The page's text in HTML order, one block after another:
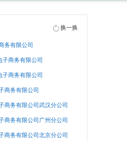
换一换
务有限公司
商务有限公司
商务有限公司
商务有限公司
商务有限公司武汉分公司
商务有限公司广州分公司
商务有限公司北京分公司